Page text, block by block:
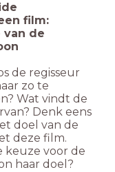
film:
de
de regisseur
zo te
Wat vindt de
Denk eens
doel van de
deze film.
keuze voor de
haar doel?